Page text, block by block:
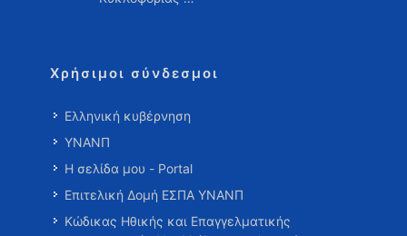
Χρήσιμοι σύνδεσμοι
Ελληνική κυβέρνηση
ΥΝΑΝΠ
Η σελίδα μου - Portal
Επιτελική Δομή ΕΣΠΑ ΥΝΑΝΠ
Κώδικας Ηθικής και Επαγγελματικής